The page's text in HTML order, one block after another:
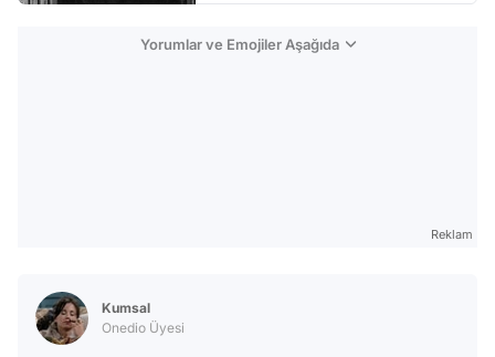
Yorumlar ve Emojiler Aşağıda
Reklam
Kumsal
Onedio Üyesi